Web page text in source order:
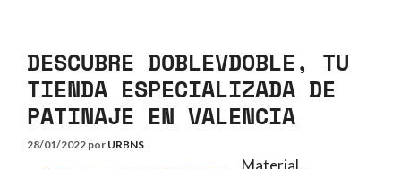
DESCUBRE DOBLEVDOBLE, TU
TIENDA ESPECIALIZADA DE
PATINAJE EN VALENCIA
28/01/2022 por URBNS
Material,